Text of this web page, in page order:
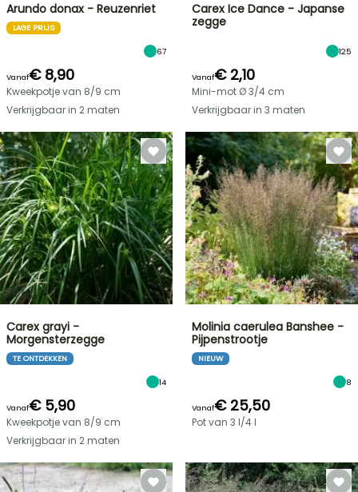
Arundo donax - Reuzenriet
LAGE PRIJS
67
Vanaf€ 8,90
Kweekpotje van 8/9 cm
Verkrijgbaar in 2 maten
Carex Ice Dance - Japanse
zegge
125
Vanaf€ 2,10
Mini-mot Ø 3/4 cm
Verkrijgbaar in 3 maten
Carex grayi -
Morgensterzegge
TE ONTDEKKEN
14
Vanaf€ 5,90
Kweekpotje van 8/9 cm
Verkrijgbaar in 2 maten
Molinia caerulea Banshee -
Pijpenstrootje
NIEUW
8
Vanaf€ 25,50
Pot van 3 l/4 l